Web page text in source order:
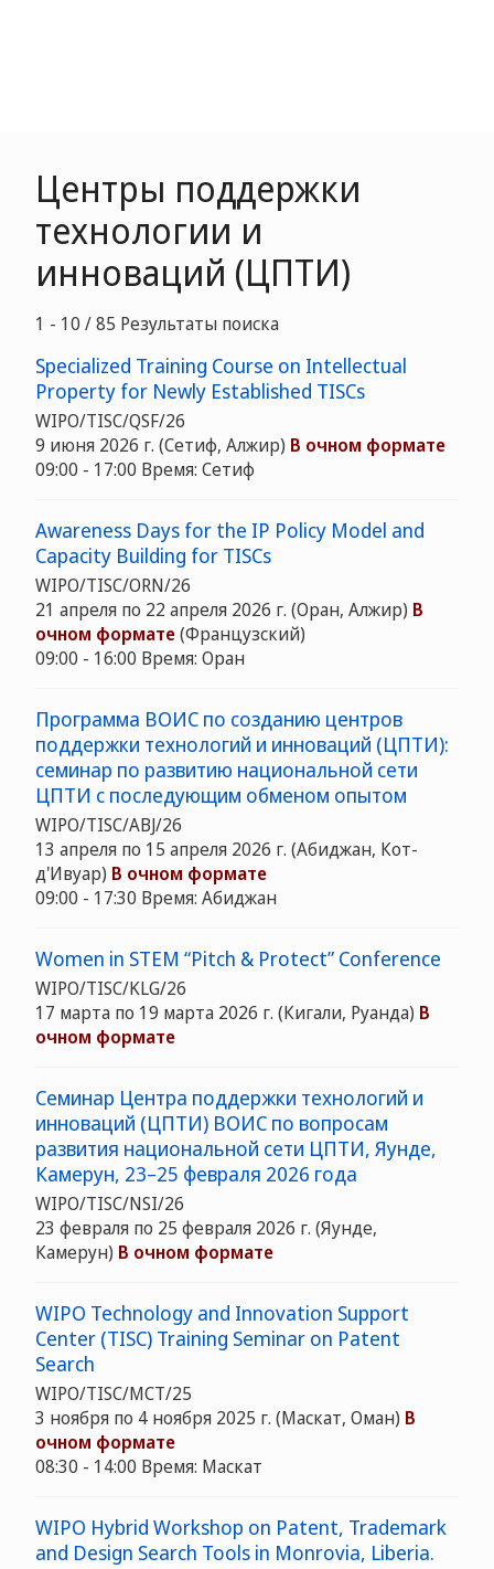
Центры поддержки
технологии и
инноваций (ЦПТИ)
1 - 10 / 85 Результаты поиска
Specialized Training Course on Intellectual
Property for Newly Established TISCs
WIPO/TISC/QSF/26
9 июня 2026 г. (Сетиф, Алжир) В очном формате
09:00 - 17:00 Время: Сетиф
Awareness Days for the IP Policy Model and
Capacity Building for TISCs
WIPO/TISC/ORN/26
21 апреля по 22 апреля 2026 г. (Оран, Алжир) В
очном формате(Французский)
09:00 - 16:00 Время: Оран
Программа ВОИС по созданию центров
поддержки технологий и инноваций (ЦПТИ):
семинар по развитию национальной сети
ЦПТИ с последующим обменом опытом
WIPO/TISC/ABJ/26
13 апреля по 15 апреля 2026 г. (Абиджан, Кот-
д'Ивуар) В очном формате
09:00 - 17:30 Время: Абиджан
Women in STEM “Pitch & Protect” Conference
WIPO/TISC/KLG/26
17 марта по 19 марта 2026 г. (Кигали, Руанда) В
очном формате
Семинар Центра поддержки технологий и
инноваций (ЦПТИ) ВОИС по вопросам
развития национальной сети ЦПТИ, Яунде,
Камерун, 23–25 февраля 2026 года
WIPO/TISC/NSI/26
23 февраля по 25 февраля 2026 г. (Яунде,
Камерун) В очном формате
WIPO Technology and Innovation Support
Center (TISC) Training Seminar on Patent
Search
WIPO/TISC/MCT/25
3 ноября по 4 ноября 2025 г. (Маскат, Оман) В
очном формате
08:30 - 14:00 Время: Маскат
WIPO Hybrid Workshop on Patent, Trademark
and Design Search Tools in Monrovia, Liberia.